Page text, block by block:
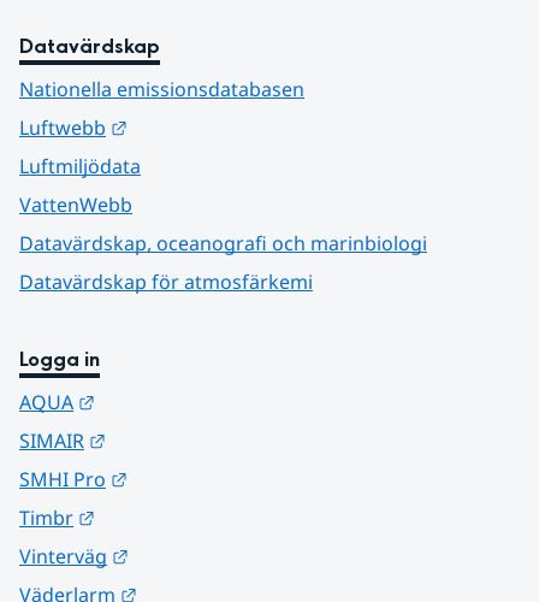
Datavärdskap
Nationella emissionsdatabasen
Luftwebb
Luftmiljödata
VattenWebb
Datavärdskap, oceanografi och marinbiologi
Datavärdskap för atmosfärkemi
Logga in
AQUA
SIMAIR
SMHI Pro
Timbr
Vinterväg
Väderlarm